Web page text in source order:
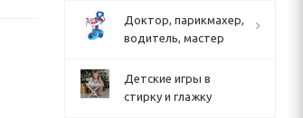
Доктор, парикмахер,
водитель, мастер
Детские игры в
стирку и глажку